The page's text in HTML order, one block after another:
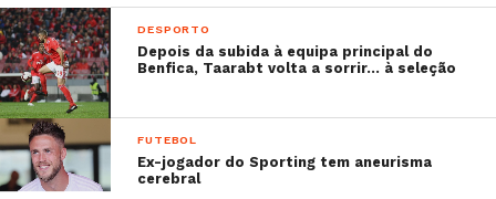
A post shared by Cristiano Ronaldo
Sabe mais:
–Rui Vitória mostra ser um homem feliz ao lado
dos filhos
–Futebolista Miguel Veloso foi pai pela
DESPORTO
Depois da subida à equipa principal do
Benfica, Taarabt volta a sorrir… à seleção
FUTEBOL
Ex-jogador do Sporting tem aneurisma
cerebral